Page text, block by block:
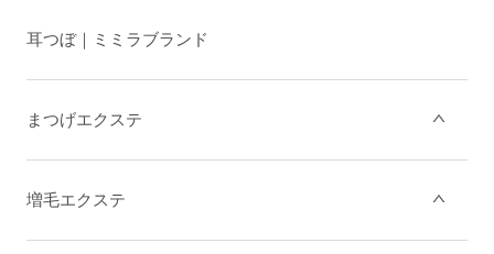
耳つぼ｜ミミラブランド
まつげエクステ
増毛エクステ